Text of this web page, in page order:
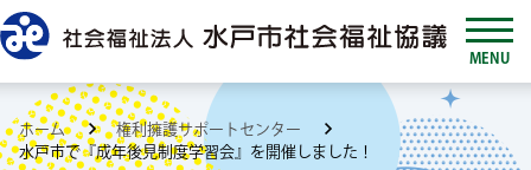
MENU
ホーム
権利擁護サポートセンター
水戸市で『成年後見制度学習会』を開催しました！